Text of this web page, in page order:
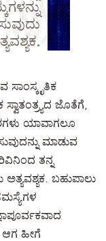
ಸಾಂಸ್ಕೃತಿಕ
ಜೊತೆಗೆ,
ಯಾವಾಗಲೂ
ಮಾಡುವ
ತನ್ನ
ಅತ್ಯವಶ್ಯಕ. ಬಹುಪಾಲು
ಆಗ ಹೀಗೆ